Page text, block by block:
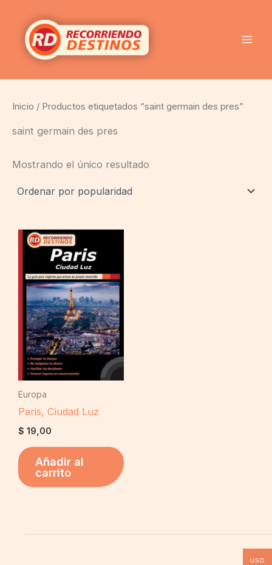
contenido
Inicio / Productos etiquetados “saint germain des pres”
saint germain des pres
Mostrando el único resultado
Europa
Paris, Ciudad Luz
$ 19,00
Añadir al
carrito
USD